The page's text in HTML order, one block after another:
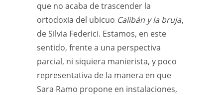
que no acaba de trascender la
ortodoxia del ubicuo Calibán y la bruja,
de Silvia Federici. Estamos, en este
sentido, frente a una perspectiva
parcial, ni siquiera manierista, y poco
representativa de la manera en que
Sara Ramo propone en instalaciones,